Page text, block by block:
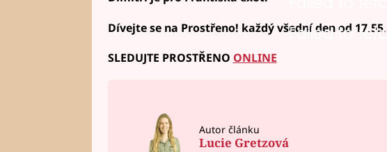
Failed to fetch
Dívejte se na Prostřeno! každý všední den od 17.55.
SLEDUJTE PROSTŘENO ONLINE
Autor článku
Lucie Gretzová